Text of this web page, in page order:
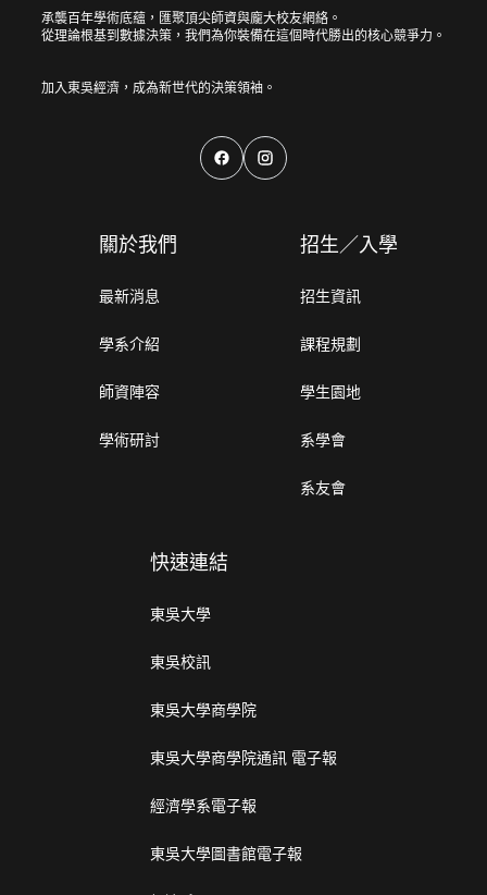
承襲百年學術底蘊，匯聚頂尖師資與龐大校友網絡。
從理論根基到數據決策，我們為你裝備在這個時代勝出的核心競爭力。
關於我們
最新消息
學系介紹
師資陣容
學術研討
招生／入學
招生資訊
課程規劃
學生園地
系學會
系友會
快速連結
東吳大學
東吳校訊
東吳大學商學院
東吳大學商學院通訊 電子報
經濟學系電子報
東吳大學圖書館電子報